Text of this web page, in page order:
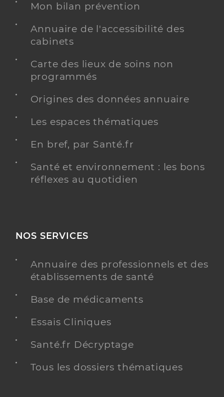
Mon bilan prévention
Annuaire de l'accessibilité des
cabinets
Carte des lieux de soins non
programmés
Origines des données annuaire
Les espaces thématiques
En bref, par Santé.fr
Santé et environnement : les bons
réflexes au quotidien
NOS SERVICES
Annuaire des professionnels et des
établissements de santé
Base de médicaments
Essais Cliniques
Santé.fr Décryptage
Tous les dossiers thématiques